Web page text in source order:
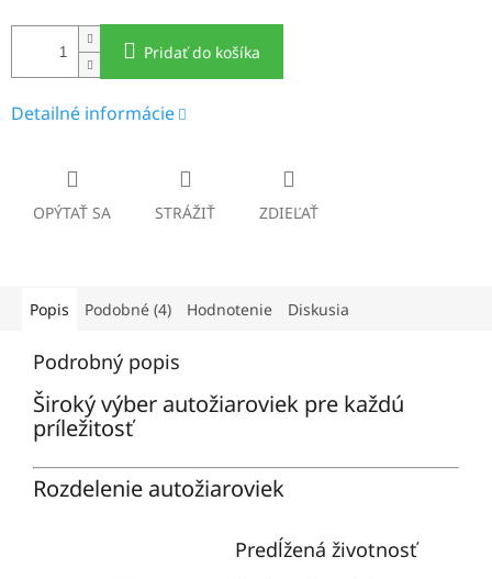
Pridať do košíka
Detailné informácie
OPÝTAŤ SA STRÁŽIŤ ZDIEĽAŤ
Popis Podobné (4) Hodnotenie Diskusia
Podrobný popis
Široký výber autožiaroviek pre každú
príležitosť
Rozdelenie autožiaroviek
Predĺžená životnosť